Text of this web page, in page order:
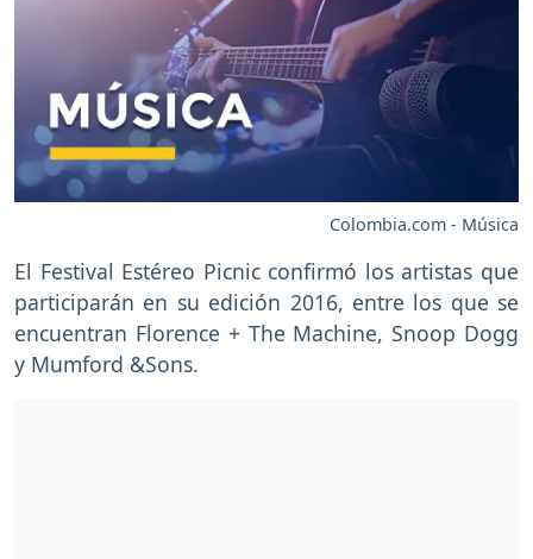
Colombia.com - Música
El Festival Estéreo Picnic confirmó los artistas que
participarán en su edición 2016, entre los que se
encuentran Florence + The Machine, Snoop Dogg
y Mumford &Sons.